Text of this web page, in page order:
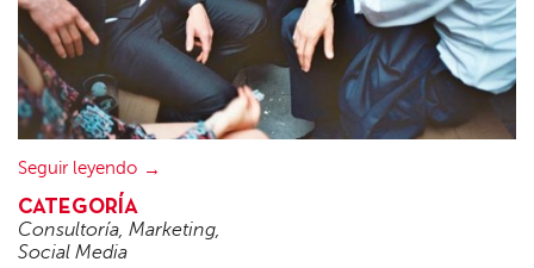
Seguir leyendo
CATEGORÍA
Consultoría, Marketing,
Social Media